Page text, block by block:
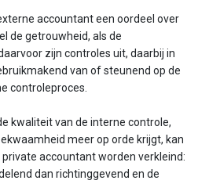
accountant een oordeel over
de getrouwheid, als de
zijn controles uit, daarbij in
van of steunend op de
controleproces.
kwaliteit van de interne controle,
meer op orde krijgt, kan
accountant worden verkleind:
dan richtinggevend en de